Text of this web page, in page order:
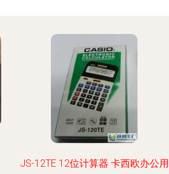
JS-12TE 12位计算器 卡西欧办公用